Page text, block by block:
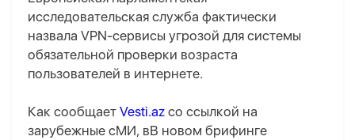
исследовательская служба фактически
назвала VPN-сервисы угрозой для системы
обязательной проверки возраста
пользователей в интернете.
Как сообщает Vesti.az со ссылкой на
зарубежные сМИ, вВ новом брифинге